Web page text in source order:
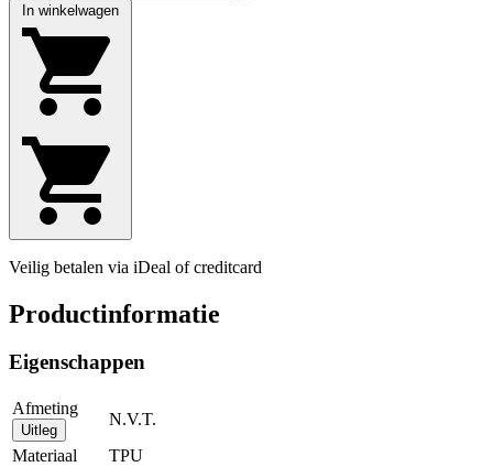
In winkelwagen
Veilig betalen via iDeal of creditcard
Productinformatie
Eigenschappen
Afmeting
Uitleg
N.V.T.
Materiaal
TPU